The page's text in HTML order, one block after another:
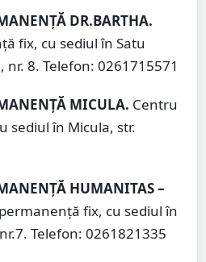
DR.BARTHA.
fix, cu sediul în Satu
nr. 8. Telefon: 0261715571
MICULA. Centru
sediul în Micula, str.
HUMANITAS –
fix, cu sediul în
Telefon: 0261821335